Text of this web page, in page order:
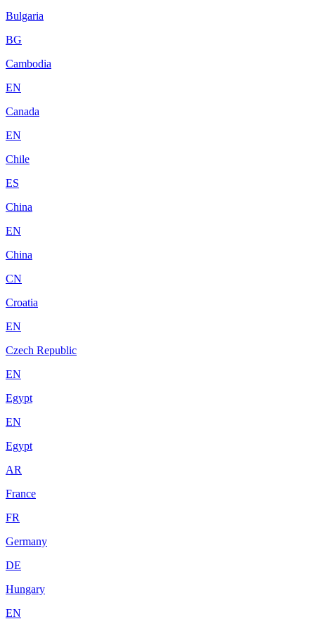
Bulgaria
BG
Cambodia
EN
Canada
EN
Chile
ES
China
EN
China
CN
Croatia
EN
Czech Republic
EN
Egypt
EN
Egypt
AR
France
FR
Germany
DE
Hungary
EN